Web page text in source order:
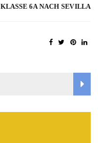
KLASSE 6A NACH SEVILLA